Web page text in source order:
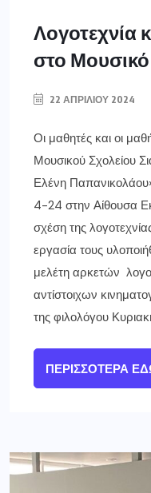
Λογοτεχνία
στο Μουσικό
22 ΑΠΡΙΛΊΟΥ 2024
Οι μαθητές και οι
Μουσικού Σχολείου
Ελένη
4-24 στην Αίθουσα
σχέση της
εργασία τους
μελέτη αρκετών
αντίστοιχων
της φιλολόγου
ΠΕΡΙΣΣΌΤΕΡΑ